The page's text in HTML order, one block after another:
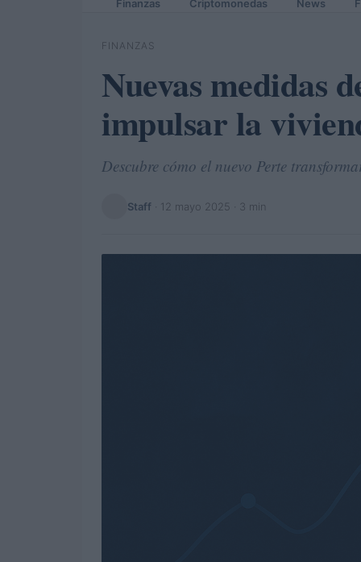
Finanzas Criptomonedas News
FINANZAS
Nuevas medidas
impulsar la
Descubre cómo el nuevo Perte
Staff 12 mayo 2025 · 3 min